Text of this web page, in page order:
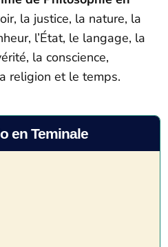
la justice, la nature, la
l’État, le langage, la
la conscience,
religion et le temps.
en Teminale